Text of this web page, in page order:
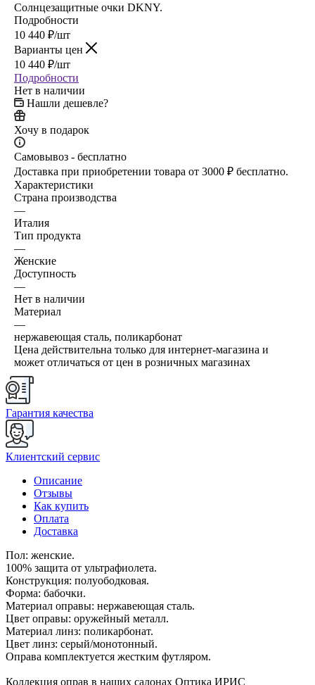
Солнцезащитные очки DKNY.
Подробности
10 440 ₽/шт
Варианты цен
10 440 ₽/шт
Подробности
Нет в наличии
Нашли дешевле?
Хочу в подарок
Самовывоз - бесплатно
Доставка при приобретении товара от 3000 ₽ бесплатно.
Характеристики
Страна производства
—
Италия
Тип продукта
—
Женские
Доступность
—
Нет в наличии
Материал
—
нержавеющая сталь, поликарбонат
Цена действительна только для интернет-магазина и
может отличаться от цен в розничных магазинах
Гарантия качества
Клиентский сервис
Описание
Отзывы
Как купить
Оплата
Доставка
Пол: женские.
100% защита от ультрафиолета.
Конструкция: полуободковая.
Форма: бабочки.
Материал оправы: нержавеющая сталь.
Цвет оправы: оружейный металл.
Материал линз: поликарбонат.
Цвет линз: серый/монотонный.
Оправа комплектуется жестким футляром.
Коллекция оправ в наших салонах Оптика ИРИС